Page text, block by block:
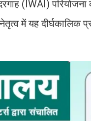
(IWAI)
में यह दीर्घकालिक